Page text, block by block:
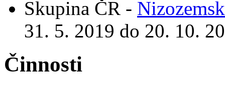
Skupina ČR -
31. 5. 2019 do 20. 10.
Činnosti